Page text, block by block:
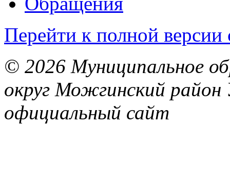
Перейти к полной версии
© 2026 Муниципальное
округ Можгинский район
официальный сайт